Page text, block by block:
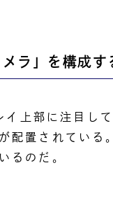
ラ」を構成す
上部に注目し
配置されている
るのだ。